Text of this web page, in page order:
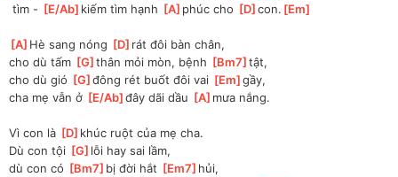
tìm - [E/Ab ]kiếm tìm hạnh [A ]phúc cho [D ]
con. [Em
[A ]Hè sang nóng [D ]rát đôi bàn chân,
cho dù tấm [G ]thân mỏi mòn, bệnh [Bm7 ]tật,
cho dù gió [G ]
đông rét buốt đôi vai [Em ]
gầy,
cha mẹ vẫn ở [E/Ab ]
đây dãi dầu [A ]mưa nắng.
Vì con là [D ]khúc ruột của mẹ cha.
Dù con tội [G ]lỗi hay sai lầm,
dù con có [Bm7 ]bị đời hắt [Em7 ]hủi,